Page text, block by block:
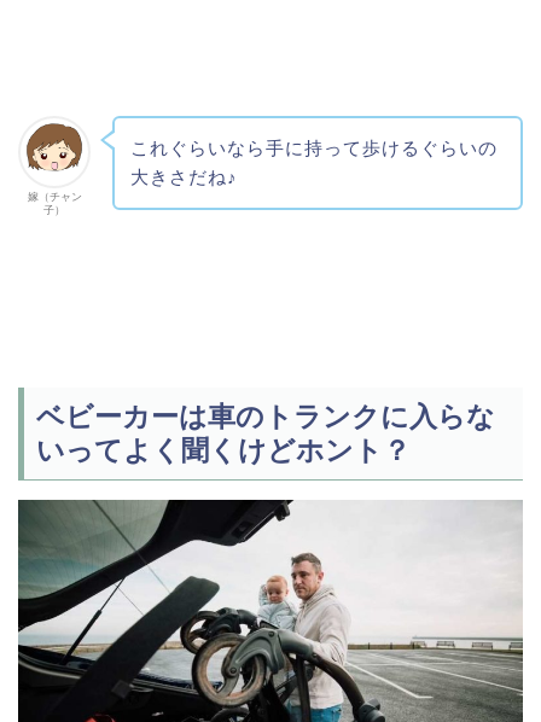
嫁（チャン
子）
これぐらいなら手に持って歩けるぐらいの
大きさだね♪
ベビーカーは車のトランクに入らな
いってよく聞くけどホント？